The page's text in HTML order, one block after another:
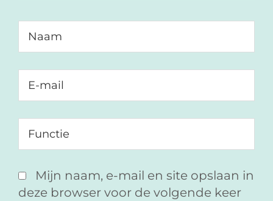
Mijn naam, e-mail en site opslaan in
deze browser voor de volgende keer